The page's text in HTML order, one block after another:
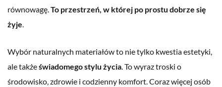
równowagę.To przestrzeń, w której po prostu dobrze się
żyje.
Wybór naturalnych materiałów to nie tylko kwestia estetyki,
ale takżeświadomego stylu życia. To wyraz troski o
środowisko, zdrowie i codzienny komfort. Coraz więcej osób